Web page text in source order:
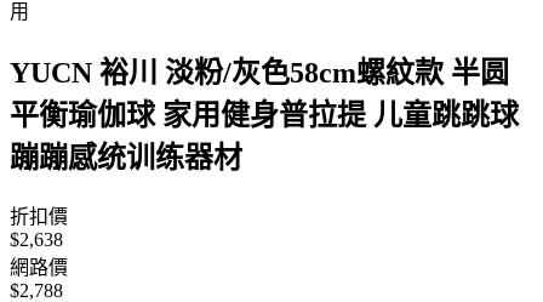
用
YUCN 裕川 淡粉/灰色58cm螺紋款 半圆
平衡瑜伽球 家用健身普拉提 儿童跳跳球
蹦蹦感统训练器材
折扣價
$2,638
網路價
$2,788